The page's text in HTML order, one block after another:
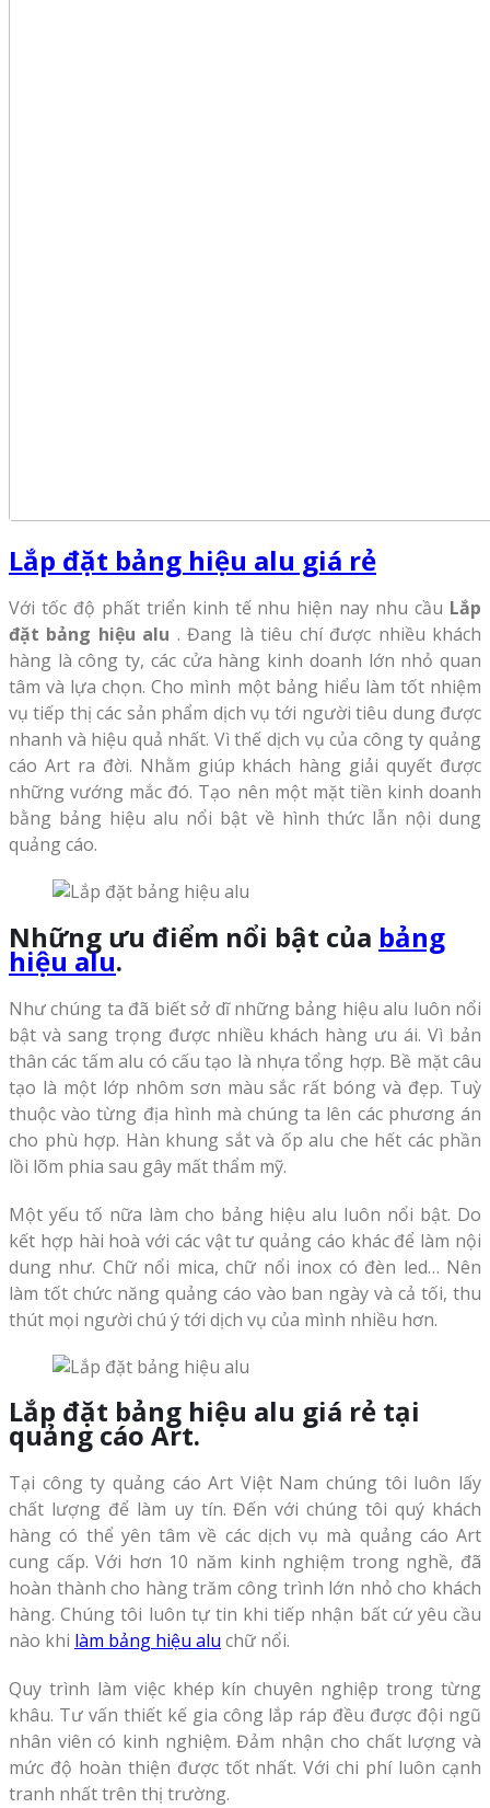
Lắp đặt bảng hiệu alu giá rẻ
Với tốc độ phất triển kinh tế nhu hiện nay nhu cầu Lắp
đặt bảng hiệu alu . Đang là tiêu chí được nhiều khách
hàng là công ty, các cửa hàng kinh doanh lớn nhỏ quan
tâm và lựa chọn. Cho mình một bảng hiểu làm tốt nhiệm
vụ tiếp thị các sản phẩm dịch vụ tới người tiêu dung được
nhanh và hiệu quả nhất. Vì thế dịch vụ của công ty quảng
cáo Art ra đời. Nhằm giúp khách hàng giải quyết được
những vướng mắc đó. Tạo nên một mặt tiền kinh doanh
bằng bảng hiệu alu nổi bật về hình thức lẫn nội dung
quảng cáo.
Những ưu điểm nổi bật của bảng
hiệu alu.
Như chúng ta đã biết sở dĩ những bảng hiệu alu luôn nổi
bật và sang trọng được nhiều khách hàng ưu ái. Vì bản
thân các tấm alu có cấu tạo là nhựa tổng hợp. Bề mặt câu
tạo là một lớp nhôm sơn màu sắc rất bóng và đẹp. Tuỳ
thuộc vào từng địa hình mà chúng ta lên các phương án
cho phù hợp. Hàn khung sắt và ốp alu che hết các phần
lồi lõm phia sau gây mất thẩm mỹ.
Một yếu tố nữa làm cho bảng hiệu alu luôn nổi bật. Do
kết hợp hài hoà với các vật tư quảng cáo khác để làm nội
dung như. Chữ nổi mica, chữ nổi inox có đèn led… Nên
làm tốt chức năng quảng cáo vào ban ngày và cả tối, thu
thút mọi người chú ý tới dịch vụ của mình nhiều hơn.
Lắp đặt bảng hiệu alu giá rẻ tại
quảng cáo Art.
Tại công ty quảng cáo Art Việt Nam chúng tôi luôn lấy
chất lượng để làm uy tín. Đến với chúng tôi quý khách
hàng có thể yên tâm về các dịch vụ mà quảng cáo Art
cung cấp. Với hơn 10 năm kinh nghiệm trong nghề, đã
hoàn thành cho hàng trăm công trình lớn nhỏ cho khách
hàng. Chúng tôi luôn tự tin khi tiếp nhận bất cứ yêu cầu
nào khi làm bảng hiệu alu chữ nổi.
Quy trình làm việc khép kín chuyên nghiệp trong từng
khâu. Tư vấn thiết kế gia công lắp ráp đều được đội ngũ
nhân viên có kinh nghiệm. Đảm nhận cho chất lượng và
mức độ hoàn thiện được tốt nhất. Với chi phí luôn cạnh
tranh nhất trên thị trường.